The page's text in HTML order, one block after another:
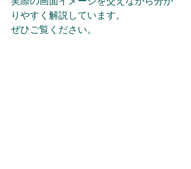
りやすく解説しています。
ぜひご覧ください。